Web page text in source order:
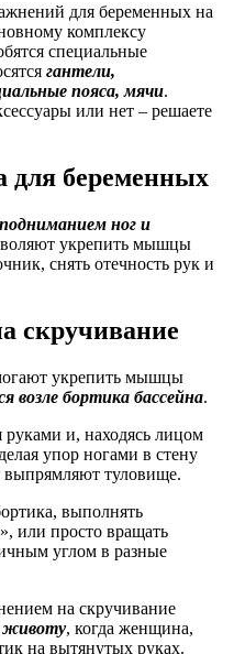
для беременных на
комплексу
специальные
гантели,
пояса, мячи.
или нет – решаете
для беременных
ног и
укрепить мышцы
снять отечность рук и
скручивание
укрепить мышцы
возле бортика бассейна.
и, находясь лицом
упор ногами в стену
выпрямляют туловище.
выполнять
», или просто вращать
углом в разные
на скручивание
животу, когда женщина,
на вытянутых руках.